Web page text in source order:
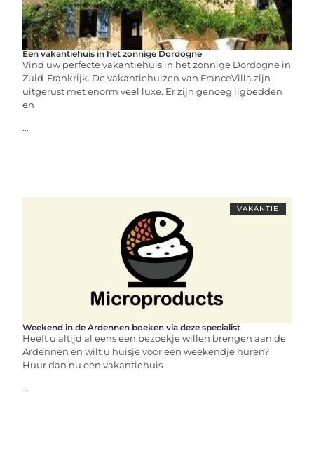
Een vakantiehuis in het zonnige Dordogne
Vind uw perfecte vakantiehuis in het zonnige Dordogne in
Zuid-Frankrijk. De vakantiehuizen van FranceVilla zijn
uitgerust met enorm veel luxe. Er zijn genoeg ligbedden
en
...
VAKANTIE
Weekend in de Ardennen boeken via deze specialist
Heeft u altijd al eens een bezoekje willen brengen aan de
Ardennen en wilt u huisje voor een weekendje huren?
Huur dan nu een vakantiehuis
...